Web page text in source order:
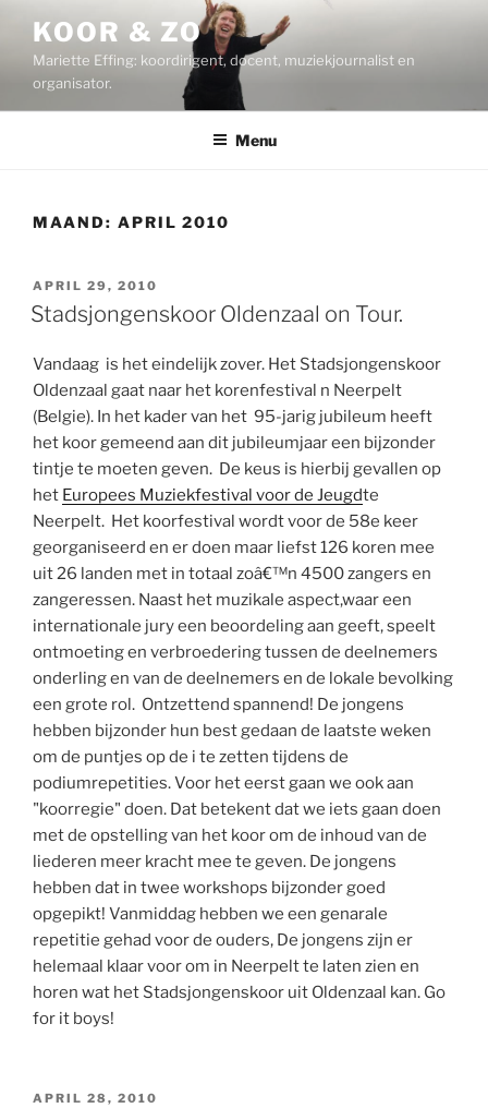
inhoud
KOOR & ZO
Mariette Effing: koordirigent, docent, muziekjournalist en
organisator.
Menu
MAAND: APRIL 2010
GEPLAATST
OP
APRIL 29, 2010
Stadsjongenskoor Oldenzaal on Tour.
Vandaag is het eindelijk zover. Het Stadsjongenskoor
Oldenzaal gaat naar het korenfestival n Neerpelt
(Belgie). In het kader van het 95-jarig jubileum heeft
het koor gemeend aan dit jubileumjaar een bijzonder
tintje te moeten geven. De keus is hierbij gevallen op
het Europees Muziekfestival voor de Jeugdte
Neerpelt. Het koorfestival wordt voor de 58e keer
georganiseerd en er doen maar liefst 126 koren mee
uit 26 landen met in totaal zoâ€™n 4500 zangers en
zangeressen. Naast het muzikale aspect,waar een
internationale jury een beoordeling aan geeft, speelt
ontmoeting en verbroedering tussen de deelnemers
onderling en van de deelnemers en de lokale bevolking
een grote rol. Ontzettend spannend! De jongens
hebben bijzonder hun best gedaan de laatste weken
om de puntjes op de i te zetten tijdens de
podiumrepetities. Voor het eerst gaan we ook aan
"koorregie" doen. Dat betekent dat we iets gaan doen
met de opstelling van het koor om de inhoud van de
liederen meer kracht mee te geven. De jongens
hebben dat in twee workshops bijzonder goed
opgepikt! Vanmiddag hebben we een genarale
repetitie gehad voor de ouders, De jongens zijn er
helemaal klaar voor om in Neerpelt te laten zien en
horen wat het Stadsjongenskoor uit Oldenzaal kan. Go
for it boys!
GEPLAATST
APRIL 28, 2010